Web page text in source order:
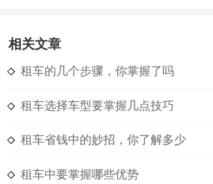
相关文章
租车的几个步骤，你掌握了吗
租车选择车型要掌握几点技巧
租车省钱中的妙招，你了解多少
租车中要掌握哪些优势